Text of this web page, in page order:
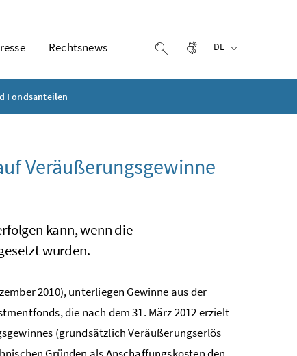
Rechtsnews Suche einblenden
Gebärdensprache
DE
Fondsanteilen
Veräußerungsgewinne
kann, wenn die
wurden.
2010), unterliegen Gewinne aus der
die nach dem 31. März 2012 erzielt
(grundsätzlich Veräußerungserlös
Gründen als Anschaffungskosten den